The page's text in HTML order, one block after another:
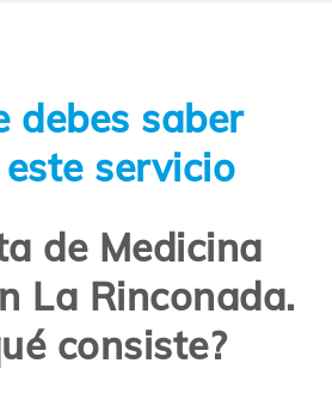
debes saber
servicio
de Medicina
La Rinconada.
consiste?